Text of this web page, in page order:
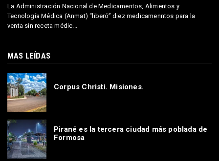
La Administración Nacional de Medicamentos, Alimentos y
Tecnología Médica (Anmat) “liberó” diez medicamenntos para la
venta sin receta médic...
MAS LEÍDAS
Corpus Christi. Misiones.
Pirané es la tercera ciudad más poblada de
Formosa